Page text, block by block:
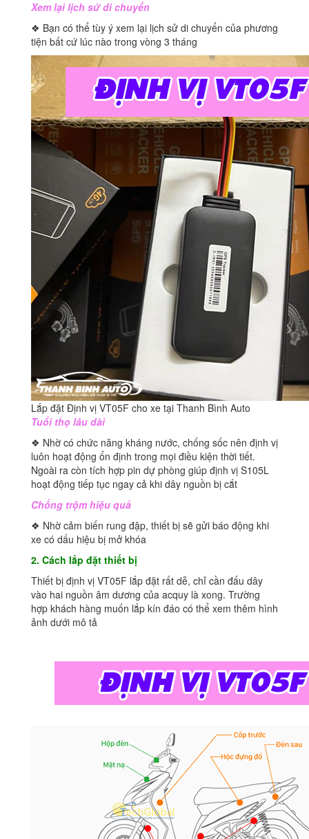
Xem lại lịch sử di chuyển
❖ Bạn có thể tùy ý xem lại lịch sử di chuyển của phương
tiện bất cứ lúc nào trong vòng 3 tháng
Lắp đặt Định vị VT05F cho xe tại Thanh Bình Auto
Tuổi thọ lâu dài
❖ Nhờ có chức năng kháng nước, chống sốc nên định vị
luôn hoạt động ổn định trong mọi điều kiện thời tiết.
Ngoài ra còn tích hợp pin dự phòng giúp định vị S105L
hoạt động tiếp tục ngay cả khi dây nguồn bị cắt
Chống trộm hiệu quả
❖ Nhờ cảm biến rung đập, thiết bị sẽ gửi báo động khi
xe có dấu hiệu bị mở khóa
2. Cách lắp đặt thiết bị
Thiết bị định vị VT05F lắp đặt rất dễ, chỉ cần đấu dây
vào hai nguồn âm dương của acquy là xong. Trường
hợp khách hàng muốn lắp kín đáo có thể xem thêm hình
ảnh dưới mô tả